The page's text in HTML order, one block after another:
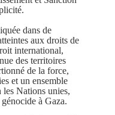
dans de
aux droits de
international,
des territoires
de la force,
et un ensemble
les Nations unies,
à Gaza.